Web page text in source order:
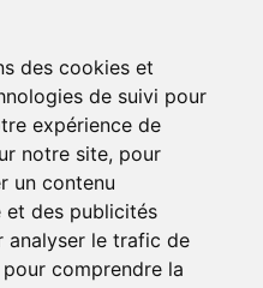
des cookies et
de suivi pour
expérience de
notre site, pour
un contenu
et des publicités
analyser le trafic de
comprendre la
ACCEPTÉS